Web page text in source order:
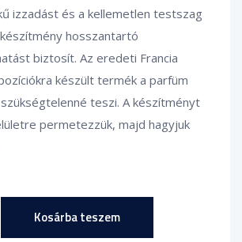
izzadást és a kellemetlen testszag
készítmény hosszantartó
biztosít. Az eredeti Francia
készült termék a parfüm
teszi. A készítményt
permetezzük, majd hagyjuk
Kosárba teszem